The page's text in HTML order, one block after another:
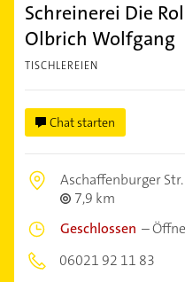
Schreinerei Die
Olbrich Wolfgang
TISCHLEREIEN
Chat starten
Aschaffenburger
7,9 km
Geschlossen –
06021 92 11 83